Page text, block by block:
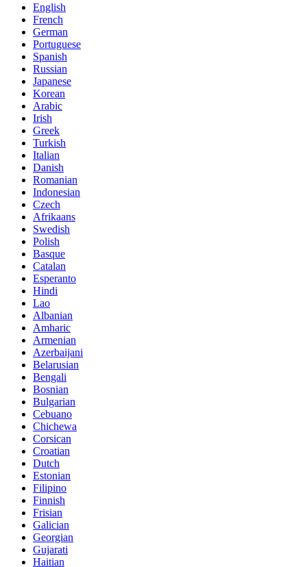
English
French
German
Portuguese
Spanish
Russian
Japanese
Korean
Arabic
Irish
Greek
Turkish
Italian
Danish
Romanian
Indonesian
Czech
Afrikaans
Swedish
Polish
Basque
Catalan
Esperanto
Hindi
Lao
Albanian
Amharic
Armenian
Azerbaijani
Belarusian
Bengali
Bosnian
Bulgarian
Cebuano
Chichewa
Corsican
Croatian
Dutch
Estonian
Filipino
Finnish
Frisian
Galician
Georgian
Gujarati
Haitian